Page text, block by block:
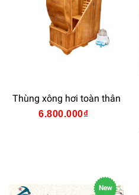
Thùng xông hơi toàn thân
6.800.000₫
New